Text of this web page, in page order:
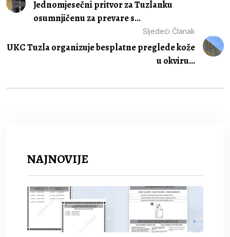
Jednomjesečni pritvor za Tuzlanku
osumnjičenu za prevare s...
Sljedeći Članak
UKC Tuzla organizuje besplatne preglede kože
u okviru...
NAJNOVIJE